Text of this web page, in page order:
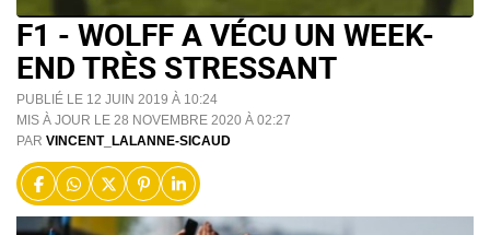
F1 - WOLFF A VÉCU UN WEEK-
END TRÈS STRESSANT
PUBLIÉ LE 12 JUIN 2019 À 10:24
MIS À JOUR LE 28 NOVEMBRE 2020 À 02:27
PAR VINCENT_LALANNE-SICAUD